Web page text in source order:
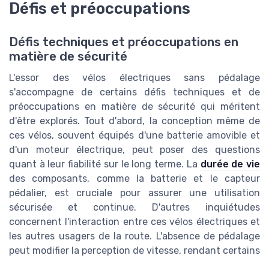
Défis et préoccupations
Défis techniques et préoccupations en
matière de sécurité
L'essor des vélos électriques sans pédalage
s'accompagne de certains défis techniques et de
préoccupations en matière de sécurité qui méritent
d'être explorés. Tout d'abord, la conception même de
ces vélos, souvent équipés d'une batterie amovible et
d'un moteur électrique, peut poser des questions
quant à leur fiabilité sur le long terme. La durée de vie
des composants, comme la batterie et le capteur
pédalier, est cruciale pour assurer une utilisation
sécurisée et continue. D'autres inquiétudes
concernent l'interaction entre ces vélos électriques et
les autres usagers de la route. L'absence de pédalage
peut modifier la perception de vitesse, rendant certains